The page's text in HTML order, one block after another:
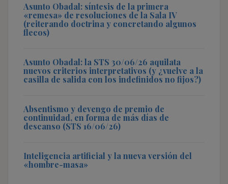
Asunto Obadal: síntesis de la primera
«remesa» de resoluciones de la Sala IV
(reiterando doctrina y concretando algunos
flecos)
Asunto Obadal: la STS 30/06/26 aquilata
nuevos criterios interpretativos (y ¿vuelve a la
casilla de salida con los indefinidos no fijos?)
Absentismo y devengo de premio de
continuidad, en forma de más días de
descanso (STS 16/06/26)
Inteligencia artificial y la nueva versión del
«hombre-masa»